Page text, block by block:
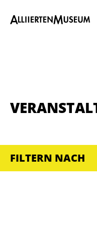
FILTERN NACH